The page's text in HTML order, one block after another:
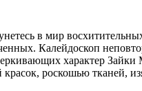
в мир
Калейдоскоп
характер Зайки
красок, роскошью тканей,